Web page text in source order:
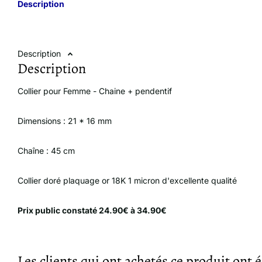
Description
Description
Description
Collier pour Femme - Chaine + pendentif
Dimensions : 21 * 16 mm
Chaîne : 45 cm
Collier doré plaquage or 18K 1 micron d'excellente qualité
Prix public constaté 24.90€ à 34.90€